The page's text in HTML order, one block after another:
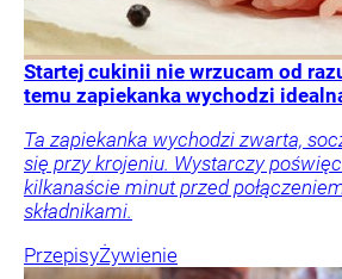
Startej cukinii nie wrzucam od
temu zapiekanka wychodzi
Ta zapiekanka wychodzi zwarta,
się przy krojeniu. Wystarczy
kilkanaście minut przed
składnikami.
PrzepisyŻywienie